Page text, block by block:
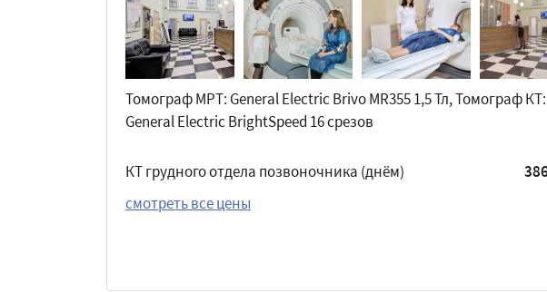
Томограф МРТ: General Electric Brivo MR355 1,5 Тл, Томограф КТ:
General Electric BrightSpeed 16 срезов
КТ грудного отдела позвоночника (днём)
смотреть все цены